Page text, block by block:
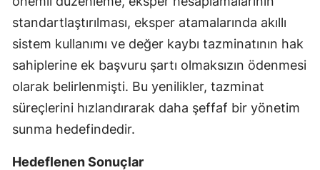
Kastamonu
Kayseri
Kırklareli
Kırşehir
standartlaştırılması, eksper atamalarında akıllı
sistem kullanımı ve değer kaybı tazminatının hak
sahiplerine ek başvuru şartı olmaksızın ödenmesi
olarak belirlenmişti. Bu yenilikler, tazminat
süreçlerini hızlandırarak daha şeffaf bir yönetim
sunma hedefindedir.
Hedeflenen Sonuçlar